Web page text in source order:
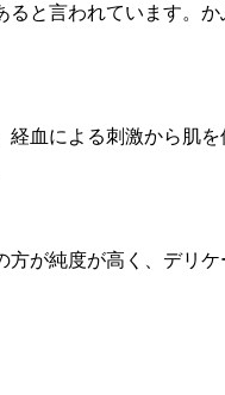
と言われています。
血による刺激から肌
が純度が高く、デリ